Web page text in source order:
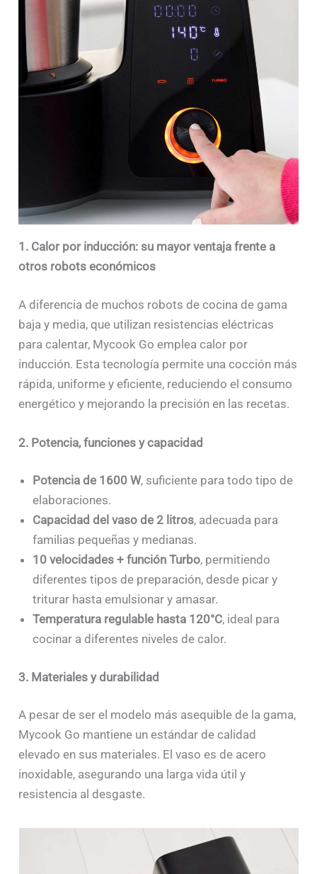
1. Calor por inducción: su mayor ventaja frente a
otros robots económicos
A diferencia de muchos robots de cocina de gama
baja y media, que utilizan resistencias eléctricas
para calentar, Mycook Go emplea calor por
inducción. Esta tecnología permite una cocción más
rápida, uniforme y eficiente, reduciendo el consumo
energético y mejorando la precisión en las recetas.
2. Potencia, funciones y capacidad
Potencia de 1600 W, suficiente para todo tipo de
elaboraciones.
Capacidad del vaso de 2 litros, adecuada para
familias pequeñas y medianas.
10 velocidades + función Turbo, permitiendo
diferentes tipos de preparación, desde picar y
triturar hasta emulsionar y amasar.
Temperatura regulable hasta 120°C, ideal para
cocinar a diferentes niveles de calor.
3. Materiales y durabilidad
A pesar de ser el modelo más asequible de la gama,
Mycook Go mantiene un estándar de calidad
elevado en sus materiales. El vaso es de acero
inoxidable, asegurando una larga vida útil y
resistencia al desgaste.